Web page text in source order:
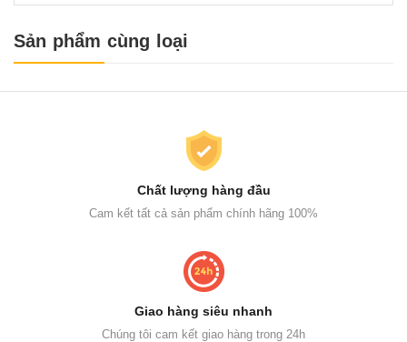
Sản phẩm cùng loại
Chất lượng hàng đầu
Cam kết tất cả sản phẩm chính hãng 100%
Giao hàng siêu nhanh
Chúng tôi cam kết giao hàng trong 24h